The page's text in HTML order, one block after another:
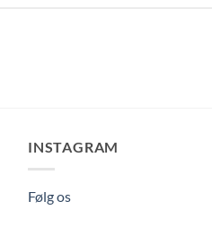
INSTAGRAM
Følg os